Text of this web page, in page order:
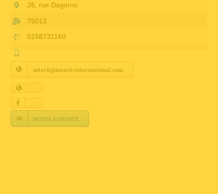
Petites annonces
Annuaire Fournisseurs
Actualités
Contact
26, rue Dagorno
75012
0158731160
sotech@sotech-international.com
NOTRE ANNONCE